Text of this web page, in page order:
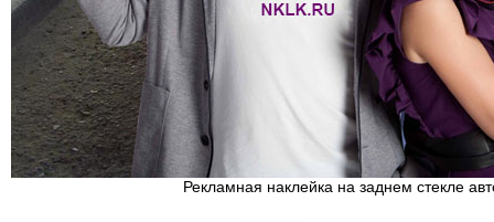
Рекламная наклейка на заднем стекле